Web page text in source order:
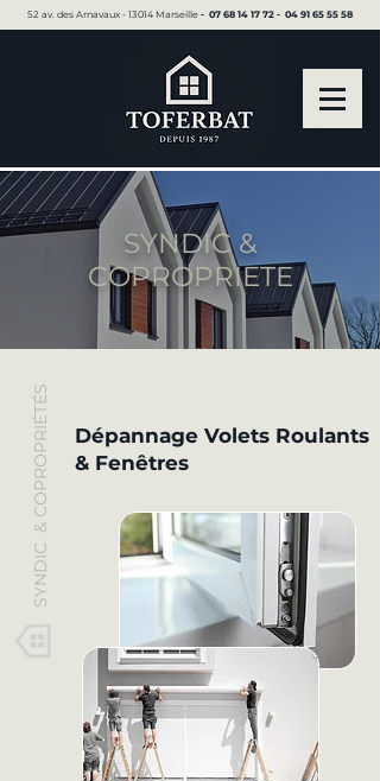
52 av. des Arnavaux - 13014 Marseille ▪︎ 07 68 14 17 72 ▪︎ 04 91 65 55 58
SYNDIC &
COPROPRIETE
SYNDIC & COPROPRIÉTÉS
Dépannage Volets Roulants
& Fenêtres